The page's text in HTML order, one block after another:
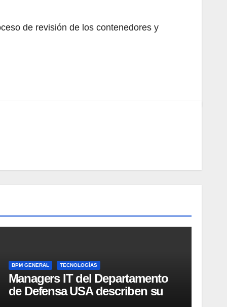
de revisión de los contenedores y
BPM GENERAL TECNOLOGÍAS
Managers IT del Departamento
de Defensa USA describen su
implementación SOA